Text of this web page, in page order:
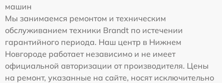
машин
Мы занимаемся ремонтом и техническим
обслуживанием техники Brandt по истечении
гарантийного периода. Наш центр в Нижнем
Новгороде работает независимо и не имеет
официальной авторизации от производителя. Цены
на ремонт, указанные на сайте, носят исключительно